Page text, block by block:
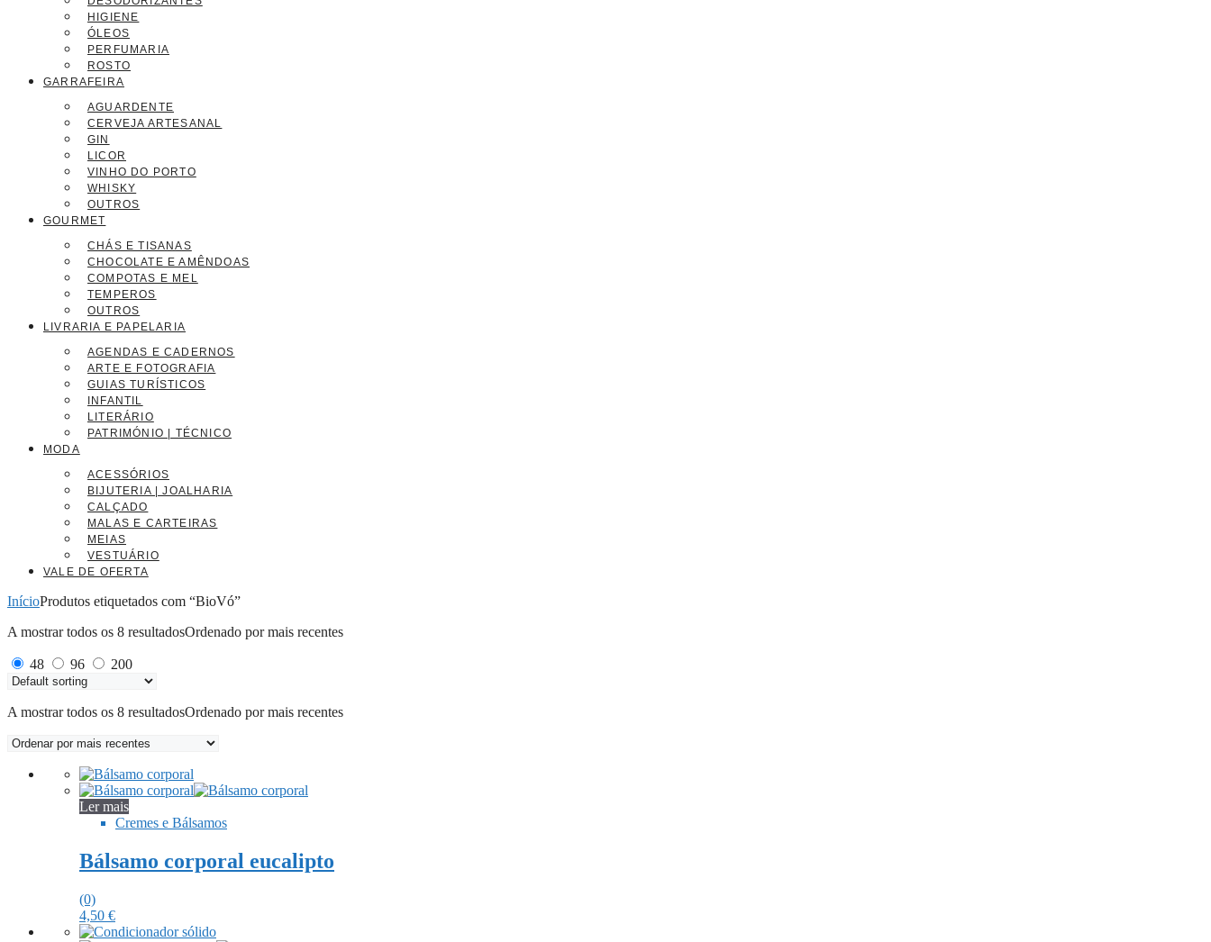
HIGIENE
ÓLEOS
PERFUMARIA
ROSTO
GARRAFEIRA
AGUARDENTE
CERVEJA ARTESANAL
GIN
LICOR
VINHO DO PORTO
WHISKY
OUTROS
GOURMET
CHÁS E TISANAS
CHOCOLATE E AMÊNDOAS
COMPOTAS E MEL
TEMPEROS
OUTROS
LIVRARIA E PAPELARIA
AGENDAS E CADERNOS
ARTE E FOTOGRAFIA
GUIAS TURÍSTICOS
INFANTIL
LITERÁRIO
PATRIMÓNIO | TÉCNICO
MODA
ACESSÓRIOS
BIJUTERIA | JOALHARIA
CALÇADO
MALAS E CARTEIRAS
MEIAS
VESTUÁRIO
VALE DE OFERTA
InícioProdutos etiquetados com “BioVó”
A mostrar todos os 8 resultadosOrdenado por mais recentes
48 96 200
A mostrar todos os 8 resultadosOrdenado por mais recentes
Ler mais
Cremes e Bálsamos
Bálsamo corporal eucalipto
(0)
4,50 €